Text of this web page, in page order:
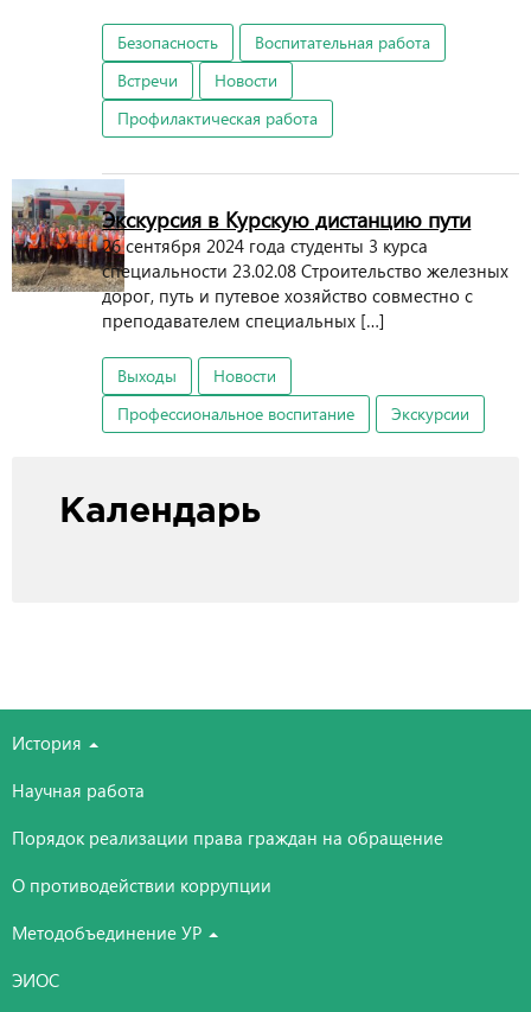
Безопасность
Воспитательная работа
Встречи
Новости
Профилактическая работа
Экскурсия в Курскую дистанцию пути
26 сентября 2024 года студенты 3 курса
специальности 23.02.08 Строительство железных
дорог, путь и путевое хозяйство совместно с
преподавателем специальных […]
Выходы
Новости
Профессиональное воспитание
Экскурсии
Календарь
История
Научная работа
Порядок реализации права граждан на обращение
О противодействии коррупции
Методобъединение УР
ЭИОС